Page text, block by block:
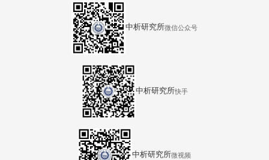
中析研究所微信公众号
中析研究所快手
中析研究所微视频